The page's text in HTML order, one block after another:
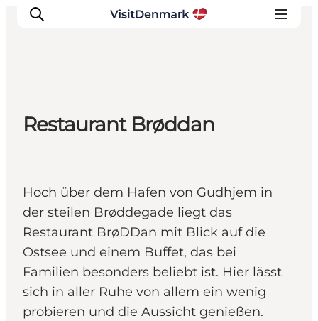
Inspiration
Reiseplanung
Restaurant Brøddan
Hoch über dem Hafen von Gudhjem in
der steilen Brøddegade liegt das
Restaurant BrøDDan mit Blick auf die
Ostsee und einem Buffet, das bei
Familien besonders beliebt ist. Hier lässt
sich in aller Ruhe von allem ein wenig
probieren und die Aussicht genießen.